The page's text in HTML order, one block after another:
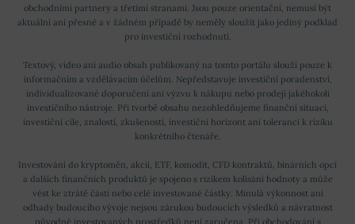
obchodními partnery a třetími stranami. Jsou pouze orientační, nemusí být
aktuální ani přesné a v žádném případě by neměly sloužit jako jediný podklad
pro investiční rozhodnutí.
Textový, video ani audio obsah publikovaný na tomto portálu slouží pouze k
informačním a vzdělávacím účelům. Nepředstavuje investiční poradenství,
individualizované doporučení ani výzvu k nákupu nebo prodeji jakéhokoli
investičního nástroje. Při tvorbě obsahu nezohledňujeme finanční situaci,
investiční cíle, znalosti, zkušenosti, investiční horizont ani toleranci k riziku
konkrétního čtenáře.
Investování do kryptoměn, akcií, ETF, komodit, CFD kontraktů, binárních opcí
a dalších finančních produktů je spojeno s rizikem kolísání hodnoty a může
vést ke ztrátě části nebo celé investované částky. Minulá výkonnost ani
odhady budoucího vývoje nejsou zárukou budoucích výsledků a návratnost
původně investovaných prostředků není zaručena. Při obchodování s